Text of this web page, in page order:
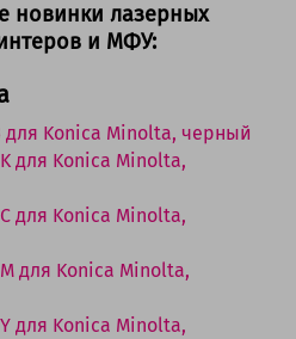
новинки лазерных
и МФУ:
для Konica Minolta, черный
для Konica Minolta,
для Konica Minolta,
для Konica Minolta,
для Konica Minolta,